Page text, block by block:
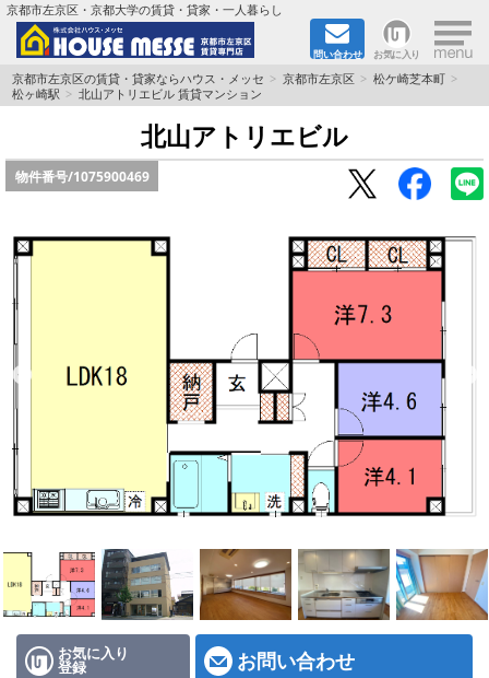
京都市左京区・京都大学の賃貸・貸家・一人暮らし
問い合わせ お気に入り ×
TOPページ
地域から検索
京都大学＆京都芸術大学生さんに
家族で住むならマンション？賃家？
一人暮らしの物件特集
ペット相談OKの賃貸！
特選物件
ハウスメーカー施工特集！
路線·駅から探す
IT重説について
京都市左京区の賃貸・貸家ならハウス・メッセ 京都市左京区
松ケ崎芝本町
松ヶ崎駅
北山アトリエビル 賃貸マンション
北山アトリエビル
物件番号/1075900469
お気に入り
登録 お問い合わせ